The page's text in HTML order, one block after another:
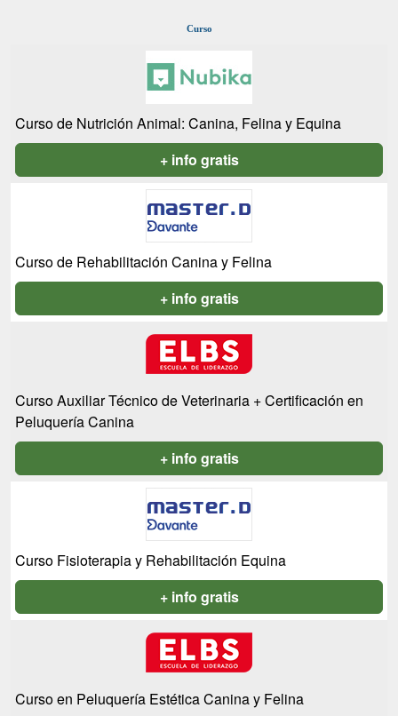
Curso
Curso de Nutrición Animal: Canina, Felina y Equina
+ info gratis
Curso de Rehabilitación Canina y Felina
+ info gratis
Curso Auxiliar Técnico de Veterinaria + Certificación en
Peluquería Canina
+ info gratis
Curso Fisioterapia y Rehabilitación Equina
+ info gratis
Curso en Peluquería Estética Canina y Felina